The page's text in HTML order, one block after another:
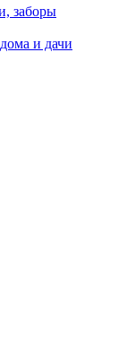
заборы
и дачи